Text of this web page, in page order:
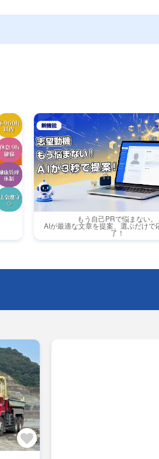
お
もう自己PRで悩まない。
AIが最適な文章を提案、選ぶだけで
了！